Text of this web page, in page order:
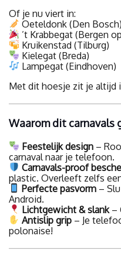
Of je nu viert in:
Oeteldonk (Den Bosch)
’t Krabbegat (Bergen
Kruikenstad (Tilburg)
Kielegat (Breda)
Lampegat (Eindhoven)
Met dit hoesje zit je altijd
Waarom dit carnavals
Feestelijk design –
carnaval naar je telefoon.
Carnavals-proof
plastic. Overleeft zelfs
Perfecte pasvorm –
Android.
Lichtgewicht & slank–
Antislip grip – Je
polonaise!